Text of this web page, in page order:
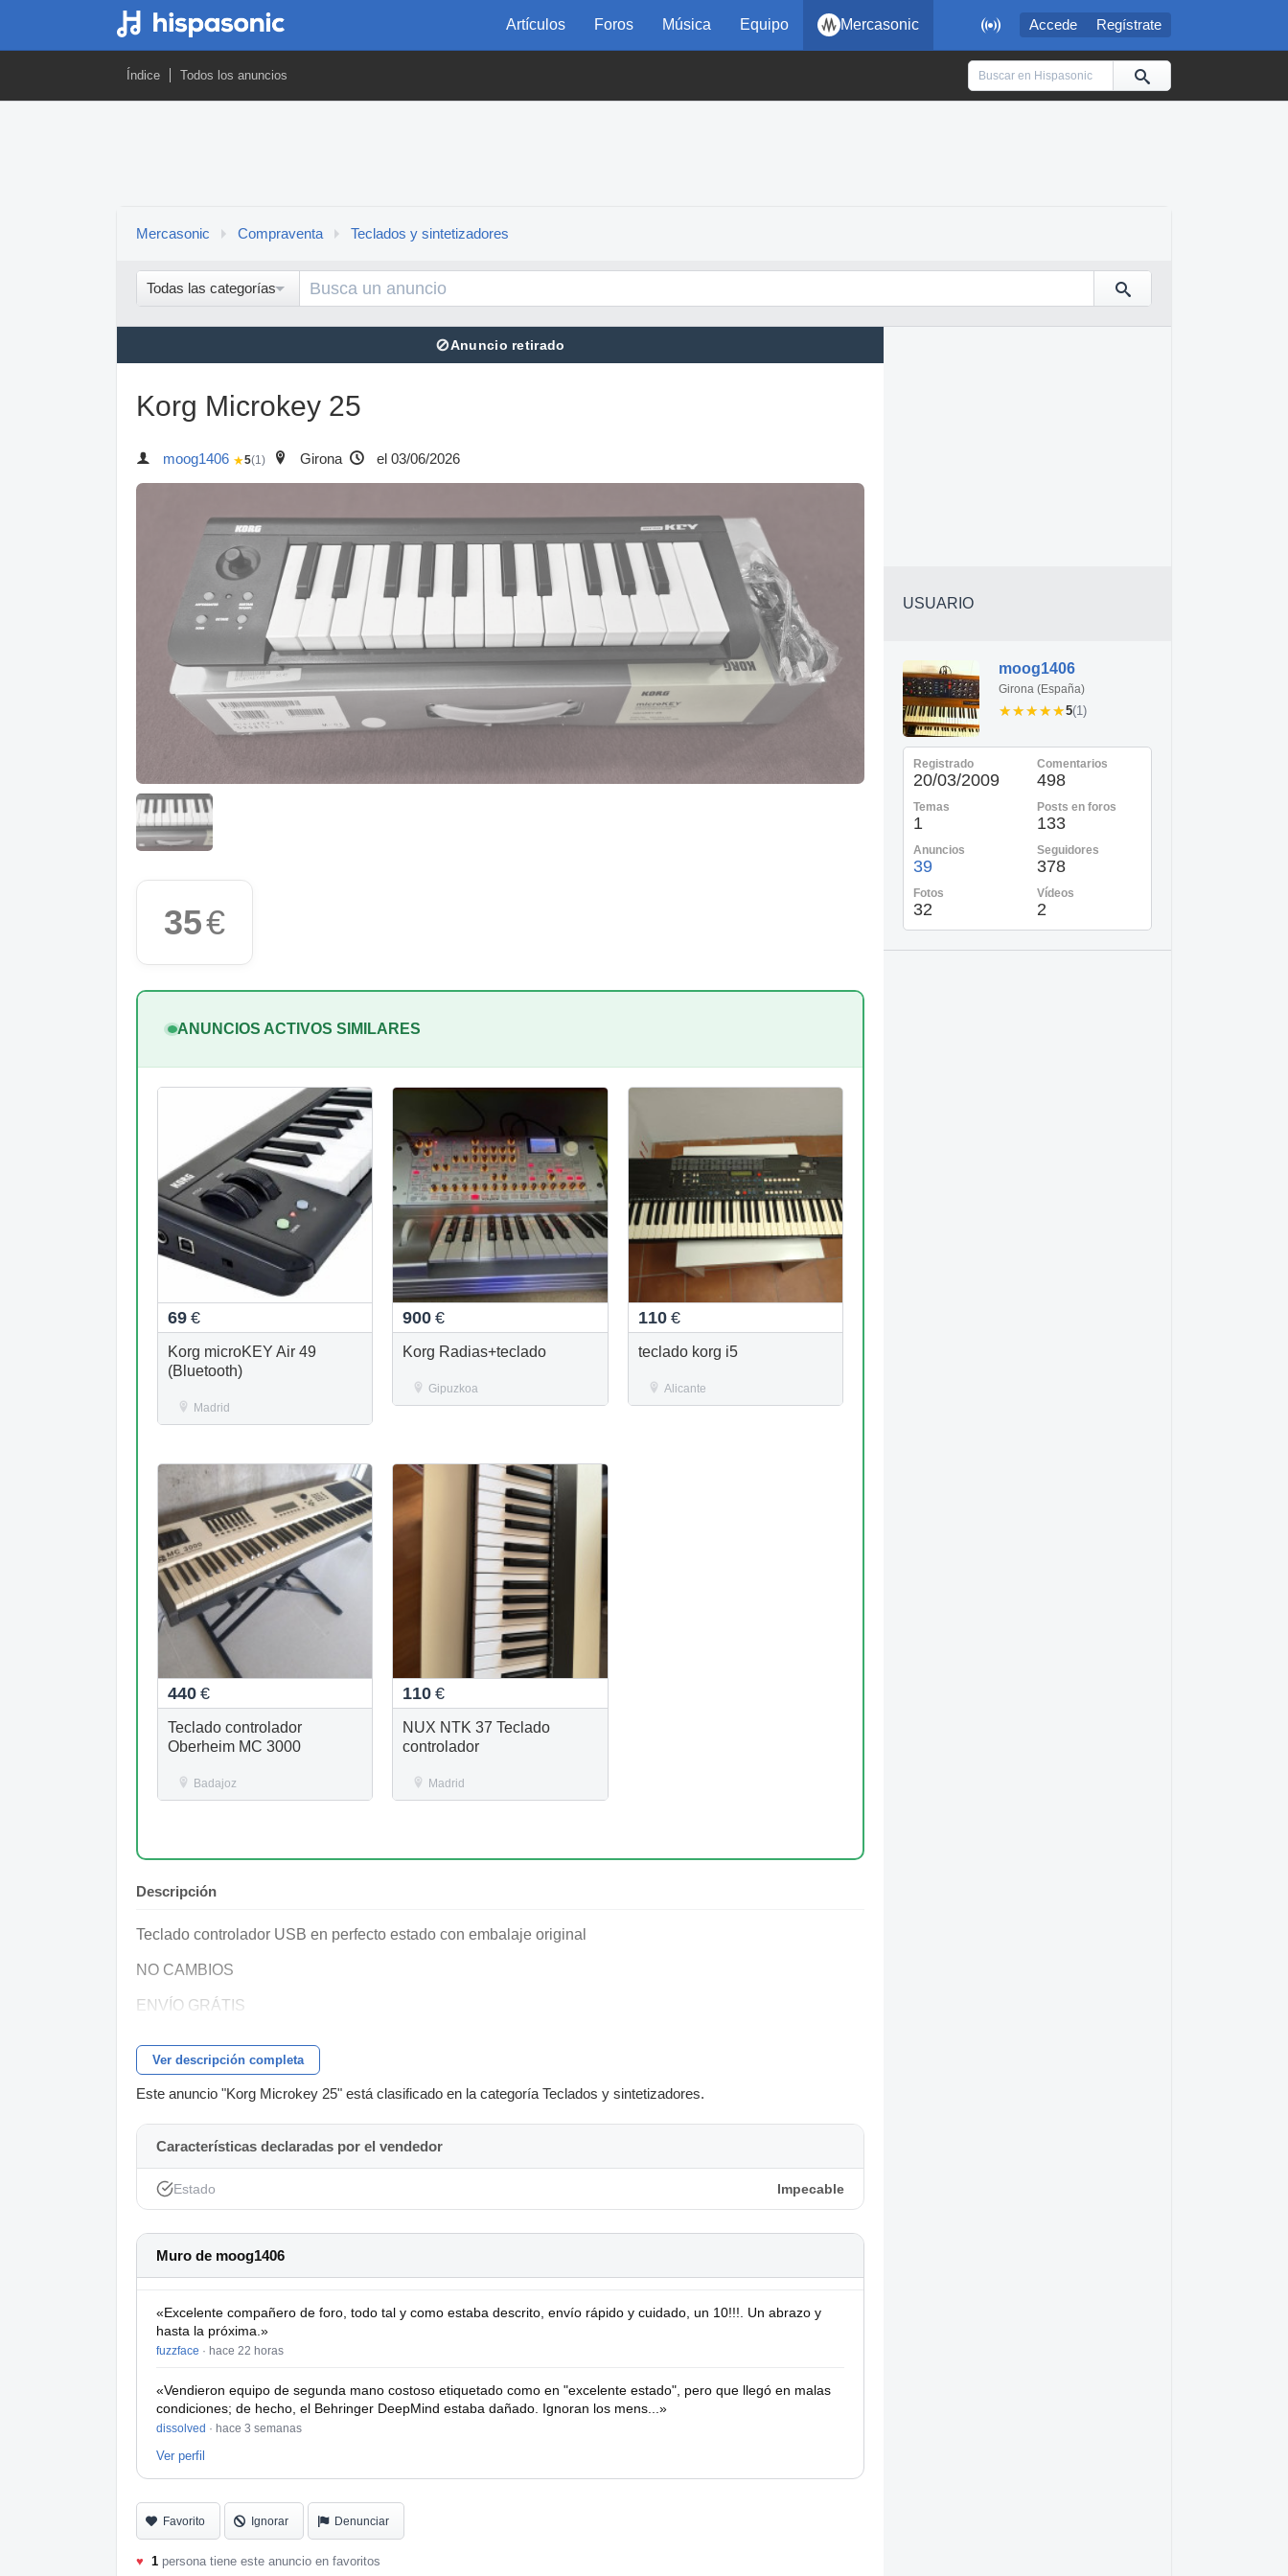
 Accede Regístrate
Artículos Foros Música Equipo Mercasonic
Índice Todos los anuncios
Mercasonic Compraventa Teclados y sintetizadores
Todas las categorías
⊘Anuncio retirado
Korg Microkey 25
moog1406 ★5(1) Girona el 03/06/2026
35€
ANUNCIOS ACTIVOS SIMILARES
69 €
Korg microKEY Air 49
(Bluetooth)
Madrid
900 €
Korg Radias+teclado
Gipuzkoa
110 €
teclado korg i5
Alicante
440 €
Teclado controlador
Oberheim MC 3000
Badajoz
110 €
NUX NTK 37 Teclado
controlador
Madrid
Descripción
Teclado controlador USB en perfecto estado con embalaje original
NO CAMBIOS
ENVÍO GRÁTIS
Ver descripción completa
Este anuncio "Korg Microkey 25" está clasificado en la categoría Teclados y sintetizadores.
Características declaradas por el vendedor
Estado Impecable
Muro de moog1406
«Excelente compañero de foro, todo tal y como estaba descrito, envío rápido y cuidado, un 10!!!. Un abrazo y
hasta la próxima.»
fuzzface · hace 22 horas
«Vendieron equipo de segunda mano costoso etiquetado como en "excelente estado", pero que llegó en malas
condiciones; de hecho, el Behringer DeepMind estaba dañado. Ignoran los mens...»
dissolved · hace 3 semanas
Ver perfil
Favorito Ignorar Denunciar
♥ 1 persona tiene este anuncio en favoritos
USUARIO
moog1406
Girona (España)
★★★★★
★★★★★5(1)
Registrado
20/03/2009
Comentarios
498
Temas
1
Posts en foros
133
Anuncios
39
Seguidores
378
Fotos
32
Vídeos
2